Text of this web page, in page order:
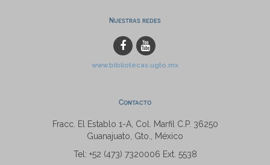
Nuestras redes
www.bibliotecas.ugto.mx
Contacto
Fracc. El Establo 1-A, Col. Marfil C.P. 36250
Guanajuato, Gto., México
Tel: +52 (473) 7320006 Ext. 5538